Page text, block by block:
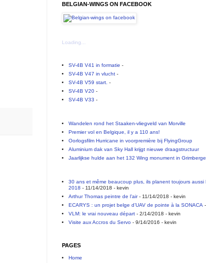
BELGIAN-WINGS ON FACEBOOK
Loading...
SV-4B V41 in formatie -
SV-4B V47 in vlucht-
SV-4B V59 start. -
SV-4B V20-
SV-4B V33 -
Wandelen rond het Staaken-vliegveld van Morville
Premier vol en Belgique, il y a 110 ans!
Oorlogsfilm Hurricane in voorpremière bij FlyingGroup
Aluminium dak van Sky Hall krijgt nieuwe draagstructuur
Jaarlijkse hulde aan het 132 Wing monument in
30 ans et même beaucoup plus, ils planent toujours
2018 - 11/14/2018 - kevin
Arthur Thomas peintre de l’air- 11/14/2018 - kevin
ECARYS : un projet belge d’UAV de pointe à la SONACA
VLM: le vrai nouveau départ- 2/14/2018 - kevin
Visite aux Accros du Servo- 9/14/2016 - kevin
PAGES
Home